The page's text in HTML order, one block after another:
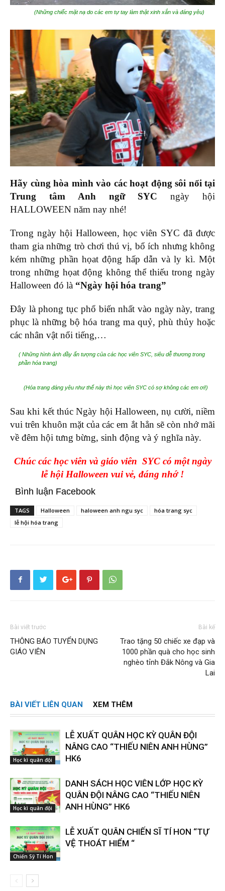
(Những chiếc mặt nạ do các em tự tay làm thật xinh xắn và đáng yêu)
Hãy cùng hòa mình vào các hoạt động sôi nổi tại
Trung tâm Anh ngữ SYC ngày hội
HALLOWEEN năm nay nhé!
Trong ngày hội Halloween, học viên SYC đã được
tham gia những trò chơi thú vị, bổ ích nhưng không
kém những phần họat động hấp dẫn và ly kì. Một
trong những họat động không thể thiếu trong ngày
Halloween đó là “Ngày hội hóa trang”
Đây là phong tục phổ biến nhất vào ngày này, trang
phục là những bộ hóa trang ma quỷ, phù thủy hoặc
các nhân vật nổi tiếng,…
( Những hình ảnh đầy ấn tượng của các học viên SYC, siêu dễ thương trong
phần hóa trang)
(Hóa trang đáng yêu như thế này thì học viên SYC có sợ không các em ơi!)
Sau khi kết thúc Ngày hội Halloween, nụ cười, niềm
vui trên khuôn mặt của các em ắt hẳn sẽ còn nhớ mãi
về đêm hội tưng bừng, sinh động và ý nghĩa này.
Chúc các học viên và giáo viên SYC có một ngày
lễ hội Halloween vui vẻ, đáng nhớ !
Bình luận Facebook
TAGS Halloween haloween anh ngu syc
hóa trang syc
lễ hội hóa trang
Bài viết trước
THÔNG BÁO TUYỂN DỤNG
GIÁO VIÊN
Bài kế
Trao tặng 50 chiếc xe đạp và
1000 phần quà cho học sinh
nghèo tỉnh Đắk Nông và Gia
Lai
BÀI VIẾT LIÊN QUAN XEM THÊM
Học kì quân đội
LỄ XUẤT QUÂN HỌC KỲ QUÂN ĐỘI
NÂNG CAO “THIẾU NIÊN ANH HÙNG”
HK6
Học kì quân đội
DANH SÁCH HỌC VIÊN LỚP HỌC KỲ
QUÂN ĐỘI NÂNG CAO “THIẾU NIÊN
ANH HÙNG” HK6
Chiến Sỹ Tí Hon
LỄ XUẤT QUÂN CHIẾN SĨ TÍ HON “TỰ
VỆ THOÁT HIỂM “